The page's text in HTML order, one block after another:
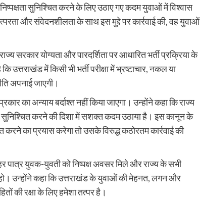
निष्पक्षता सुनिश्चित करने के लिए उठाए गए कदम युवाओं में विश्वास
और संवेदनशीलता के साथ इस मुद्दे पर कार्रवाई की, वह युवाओं
सरकार योग्यता और पारदर्शिता पर आधारित भर्ती प्रक्रिया के
में किसी भी भर्ती परीक्षा में भ्रष्टाचार, नकल या
अपनाई जाएगी।
का अन्याय बर्दाश्त नहीं किया जाएगा। उन्होंने कहा कि राज्य
सुनिश्चित करने की दिशा में सशक्त कदम उठाया है। इस कानून के
करने का प्रयास करेगा तो उसके विरुद्ध कठोरतम कार्रवाई की
पात्र युवक-युवती को निष्पक्ष अवसर मिले और राज्य के सभी
हो। उन्होंने कहा कि उत्तराखंड के युवाओं की मेहनत, लगन और
की रक्षा के लिए हमेशा तत्पर है।